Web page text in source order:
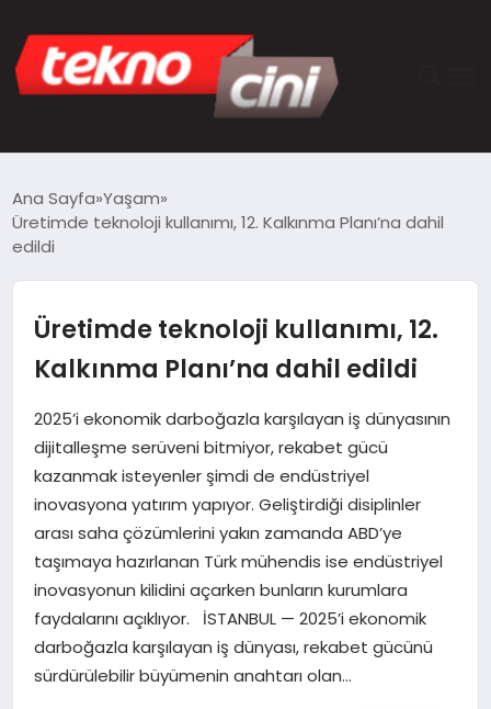
TEKNOLOJI
SAĞLIK
DÜNYA
MAGAZIN
Ana Sayfa Yaşam
Üretimde teknoloji kullanımı, 12. Kalkınma Planı’na dahil
edildi
Üretimde teknoloji kullanımı, 12.
Kalkınma Planı’na dahil edildi
2025’i ekonomik darboğazla karşılayan iş dünyasının
dijitalleşme serüveni bitmiyor, rekabet gücü
kazanmak isteyenler şimdi de endüstriyel
inovasyona yatırım yapıyor. Geliştirdiği disiplinler
arası saha çözümlerini yakın zamanda ABD’ye
taşımaya hazırlanan Türk mühendis ise endüstriyel
inovasyonun kilidini açarken bunların kurumlara
faydalarını açıklıyor. İSTANBUL — 2025’i ekonomik
darboğazla karşılayan iş dünyası, rekabet gücünü
sürdürülebilir büyümenin anahtarı olan…